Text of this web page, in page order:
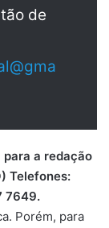
de
a redação
Telefones:
7649.
Porém, para